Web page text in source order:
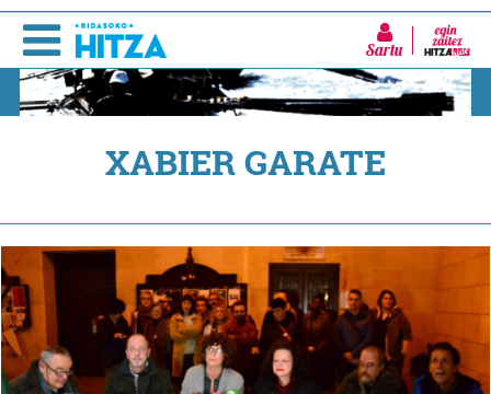
Sartu
XABIER GARATE